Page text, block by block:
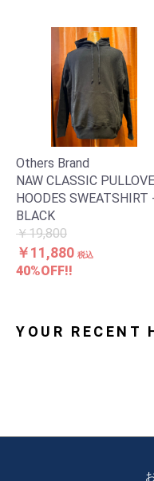
Others Brand
NAW CLASSIC
HOODES SWEATSHIRT
BLACK
￥19,800
￥11,880 税込
40%OFF!!
YOUR RECENT